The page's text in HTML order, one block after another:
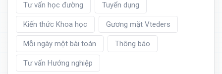
Tư vấn học đường Tuyển dụng
Kiến thức Khoa học Gương mặt Vteders
Mỗi ngày một bài toán Thông báo
Tư vấn Hướng nghiệp